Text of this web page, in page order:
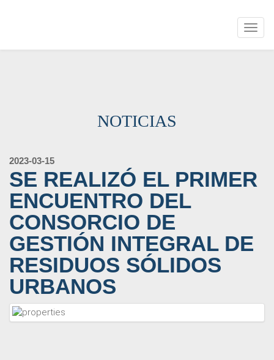
NOTICIAS
2023-03-15
SE REALIZÓ EL PRIMER
ENCUENTRO DEL
CONSORCIO DE
GESTIÓN INTEGRAL DE
RESIDUOS SÓLIDOS
URBANOS